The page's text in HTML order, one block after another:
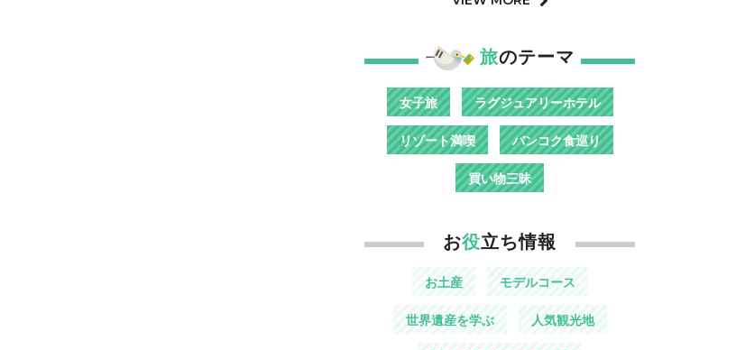
旅のテーマ
女子旅 ラグジュアリーホテル
リゾート満喫 バンコク食巡り
買い物三昧
お役立ち情報
お土産 モデルコース
世界遺産を学ぶ 人気観光地